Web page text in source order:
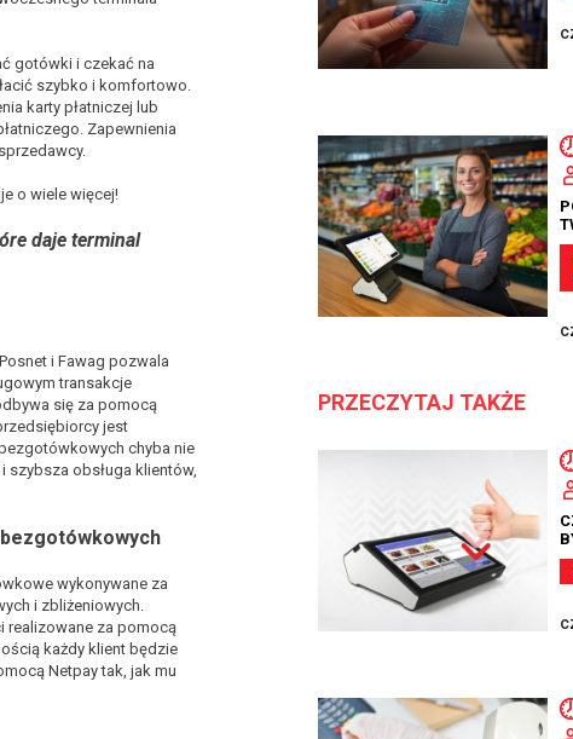
gotówki i czekać na
szybko i komfortowo.
karty płatniczej lub
Zapewnienia
o wiele więcej!
daje terminal
i Fawag pozwala
transakcje
się za pomocą
jest
chyba nie
szybsza obsługa klientów,
wykonywane za
i zbliżeniowych.
realizowane za pomocą
każdy klient będzie
Netpay tak, jak mu
PRZECZYTAJ TAKŻE